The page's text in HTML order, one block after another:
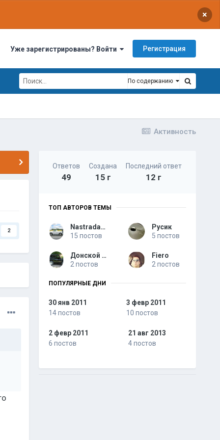
×
Уже зарегистрированы? Войти Регистрация
По содержанию
Активность
2
Ответов
49
Создана
15 г
Последний ответ
12 г
ТОП АВТОРОВ ТЕМЫ
Nastradamus
15 постов
Русик
5 постов
Донской Лис
2 постов
Fiero
2 постов
ПОПУЛЯРНЫЕ ДНИ
30 янв 2011
14 постов
3 февр 2011
10 постов
2 февр 2011
6 постов
21 авг 2013
4 постов